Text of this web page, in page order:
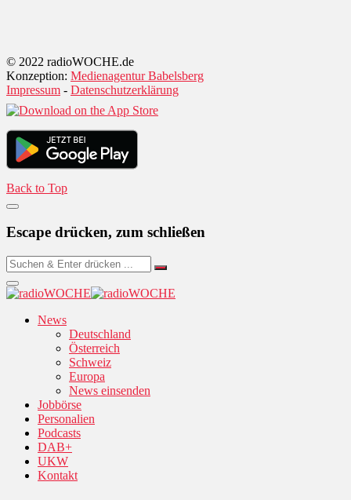
© 2022 radioWOCHE.de
Konzeption: Medienagentur Babelsberg
Impressum - Datenschutzerklärung
Back to Top
Escape drücken, zum schließen
News
Deutschland
Österreich
Schweiz
Europa
News einsenden
Jobbörse
Personalien
Podcasts
DAB+
UKW
Kontakt